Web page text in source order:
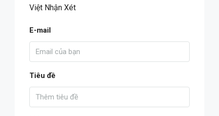
Việt Nhận Xét
E-mail
Tiêu đề